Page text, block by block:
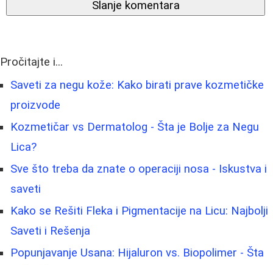
Slanje komentara
Pročitajte i...
Saveti za negu kože: Kako birati prave kozmetičke
proizvode
Kozmetičar vs Dermatolog - Šta je Bolje za Negu
Lica?
Sve što treba da znate o operaciji nosa - Iskustva i
saveti
Kako se Rešiti Fleka i Pigmentacije na Licu: Najbolji
Saveti i Rešenja
Popunjavanje Usana: Hijaluron vs. Biopolimer - Šta